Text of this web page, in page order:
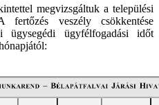
megvizsgáltuk a települési
fertőzés veszély csökkentése
ügysegédi ügyfélfogadási időt